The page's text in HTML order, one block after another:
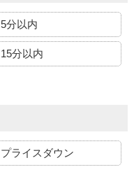
5分以内
15分以内
プライスダウン